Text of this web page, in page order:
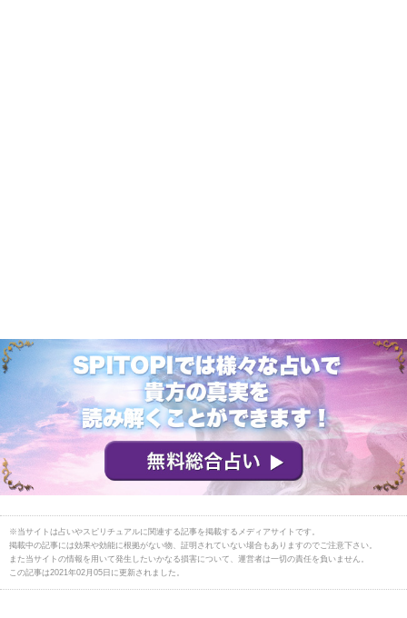
※当サイトは占いやスピリチュアルに関連する記事を掲載するメディアサイトです。
掲載中の記事には効果や効能に根拠がない物、証明されていない場合もありますのでご注意下さい。
また当サイトの情報を用いて発生したいかなる損害について、運営者は一切の責任を負いません。
この記事は2021年02月05日に更新されました。